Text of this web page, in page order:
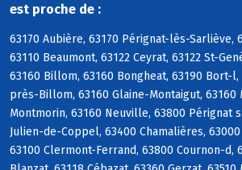
est proche de :
63170 Aubière, 63170 Pérignat-lès-Sarliève,
63110 Beaumont, 63122 Ceyrat, 63122 St-
63160 Billom, 63160 Bongheat, 63190 Bort-
près-Billom, 63160 Glaine-Montaigut, 63160
Montmorin, 63160 Neuville, 63800 Pérignat
Julien-de-Coppel, 63400 Chamalières,
63100 Clermont-Ferrand, 63800 Cournon-d,